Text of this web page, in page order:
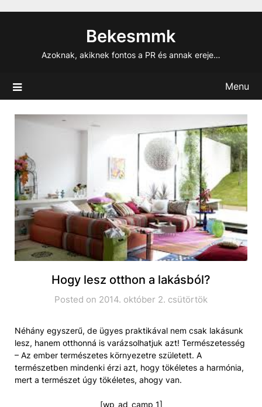
Bekesmmk
Azoknak, akiknek fontos a PR és annak ereje…
Menu
Hogy lesz otthon a lakásból?
Posted on 2014. október 2. csütörtök
Néhány egyszerű, de ügyes praktikával nem csak lakásunk
lesz, hanem otthonná is varázsolhatjuk azt! Természetesség
– Az ember természetes környezetre született. A
természetben mindenki érzi azt, hogy tökéletes a harmónia,
mert a természet úgy tökéletes, ahogy van.
[wp_ad_camp_1]